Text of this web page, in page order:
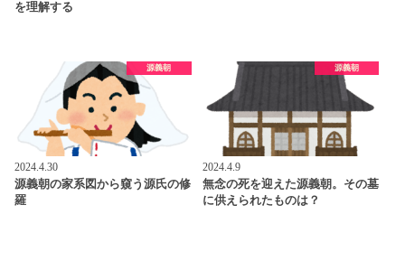
を理解する
源義朝
2024.4.30
源義朝の家系図から窺う源氏の修
羅
源義朝
2024.4.9
無念の死を迎えた源義朝。その墓
に供えられたものは？